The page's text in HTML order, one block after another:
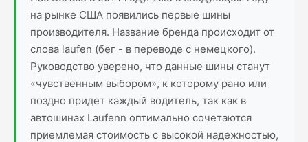
на рынке США появились первые шины
производителя. Название бренда происходит от
слова laufen (бег - в переводе с немецкого).
Руководство уверено, что данные шины станут
«чувственным выбором», к которому рано или
поздно придет каждый водитель, так как в
автошинах Laufenn оптимально сочетаются
приемлемая стоимость с высокой надежностью,